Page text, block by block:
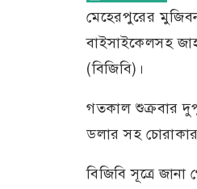
মেহেরপুরের
বাইসাইকেলসহ
(বিজিবি)।
গতকাল শুক্রবার
ডলার সহ
বিজিবি সূত্রে